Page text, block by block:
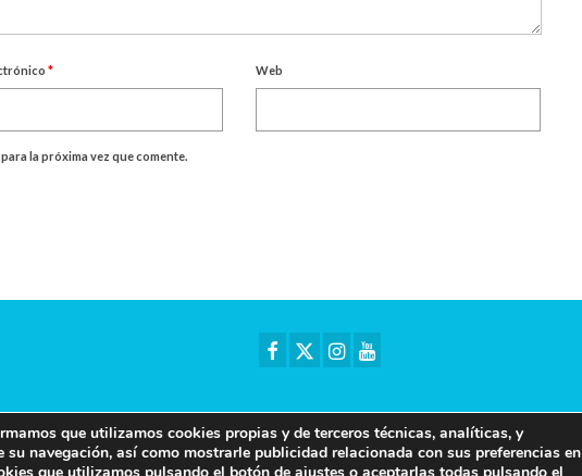
* Web
la próxima vez que comente.
que utilizamos cookies propias y de terceros técnicas, analíticas, y
navegación, así como mostrarle publicidad relacionada con sus preferencias en